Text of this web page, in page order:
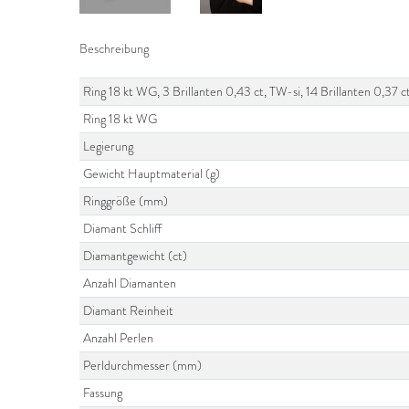
Beschreibung
Ring 18 kt WG, 3 Brillanten 0,43 ct, TW-si, 14 Brillanten 0,37
Ring 18 kt WG
Legierung
Gewicht Hauptmaterial (g)
Ringgröße (mm)
Diamant Schliff
Diamantgewicht (ct)
Anzahl Diamanten
Diamant Reinheit
Anzahl Perlen
Perldurchmesser (mm)
Fassung